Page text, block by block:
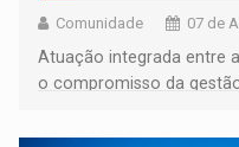
Comunidade 07 de
Atuação integrada entre
o compromisso da